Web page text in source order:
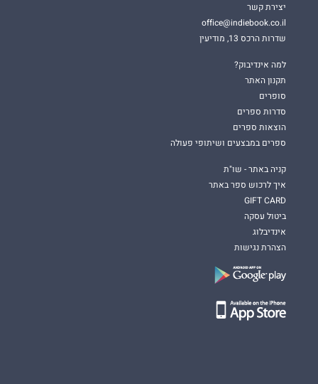
יצירת קשר
office@indiebook.co.il
שדרות הרכס 13, מודיעין
למה אינדיבוק?
תקנון האתר
סופרים
סדרות ספרים
הוצאות ספרים
ספרים במבצעים ושיתופי פעולה
קניה באתר - שו"ת
איך לרכוש ספר באתר
GIFT CARD
ביטול עסקה
אינדיבלוג
הצהרת נגישות